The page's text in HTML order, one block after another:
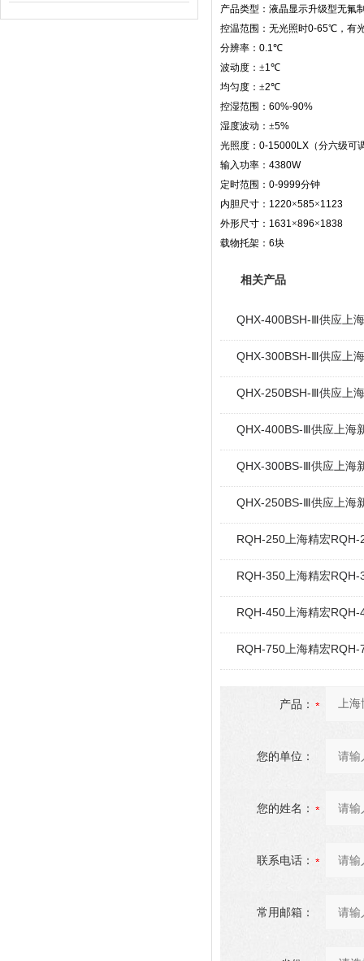
屏
产品类型：液晶显示升级型无氟
控温范围：无光照时0-65℃ ，有
分辨率： 0.1℃
波动度：±1℃
均匀度：±2℃
控湿范围： 60%-90%
湿度波动：±5%
光照度： 0-15000LX （分六级可
输入功率： 4380W
定时范围： 0-9999分钟
内胆尺寸： 1220×585×1123
外形尺寸： 1631×896×1838
载物托架： 6块
相关产品
QHX-400BSH-Ⅲ供应上
QHX-300BSH-Ⅲ供应上
QHX-250BSH-Ⅲ供应上
QHX-400BS-Ⅲ供应上海
QHX-300BS-Ⅲ供应上海
QHX-250BS-Ⅲ供应上海
RQH-250上海精宏
RQH-350上海精宏
RQH-450上海精宏
RQH-750上海精宏
产品：
您的单位：
您的姓名：
联系电话：
常用邮箱：